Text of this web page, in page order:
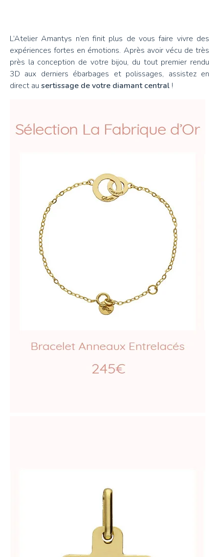
L’Atelier Amantys n’en finit plus de vous faire vivre des
expériences fortes en émotions. Après avoir vécu de très
près la conception de votre bijou, du tout premier rendu
3D aux derniers ébarbages et polissages, assistez en
direct au sertissage de votre diamant central !